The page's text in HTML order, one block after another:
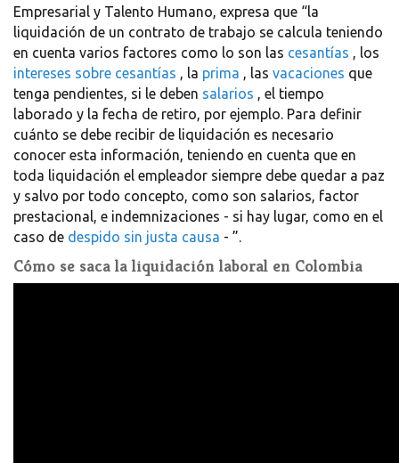
Empresarial y Talento Humano, expresa que “la
liquidación de un contrato de trabajo se calcula teniendo
en cuenta varios factores como lo son las cesantías , los
intereses sobre cesantías , la prima , las vacaciones que
tenga pendientes, si le deben salarios , el tiempo
laborado y la fecha de retiro, por ejemplo. Para definir
cuánto se debe recibir de liquidación es necesario
conocer esta información, teniendo en cuenta que en
toda liquidación el empleador siempre debe quedar a paz
y salvo por todo concepto, como son salarios, factor
prestacional, e indemnizaciones - si hay lugar, como en el
caso de despido sin justa causa - ”.
Cómo se saca la liquidación laboral en Colombia